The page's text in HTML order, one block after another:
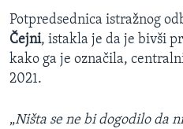
Potpredsednica istražnog
Čejni, istakla je da je bivši
kako ga je označila,
2021.
„Ništa se ne bi dogodilo da